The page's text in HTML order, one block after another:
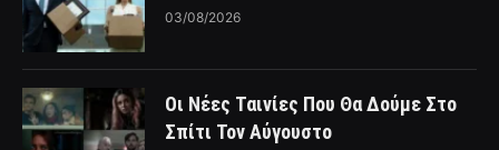
03/08/2026
Οι Νέες Ταινίες Που Θα Δούμε Στο
Σπίτι Τον Αύγουστο